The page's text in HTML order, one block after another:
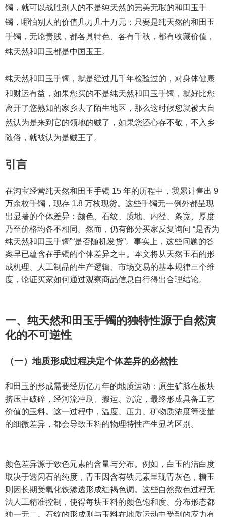
镯，就可以战胜别人的不是纯天然的完美无瑕的和田玉手
镯，哪怕别人的价值几万几十万元；只要是纯天然的和田玉
手镯，无论贵贱，都各具特色、各有千秋，都有收藏价值，
纯天然和田玉都是中国玉王。
纯天然和田玉手镯，就是经过几千年检验过的，对身体健康
和财运有益，如果您买的不是纯天然和田玉手镯，就好比您
离开了您熟知的家乡去了陌生地区，那么这时候您就被大自
然认为是来到它的领地的贼了，如果您还心存不敬，不入乡
随俗，就被认为是贼王了。
引言
在淘宝经营纯天然和田玉手镯 15 年的历程中，我累计售出 9
万余枚手镯，现存 1.8 万枚现货。这些手镯无一例外都呈现
出显著的个体差异：颜色、石纹、质地、内径、条宽、厚度
乃至价格均各不相同。然而，仍有部分买家反复询问 “是否为
纯天然和田玉手镯”“是否随机发货”。事实上，这些问题的答
案早已蕴含在手镯的个体差异之中。本文将从天然玉石的形
成机理、人工制品的生产逻辑、市场交易的基本规律三个维
度，论证买家如何通过观察商品信息自行得出合理结论。
一、纯天然和田玉手镯的独特性源于自然演
化的不可逆性
（一）地质形成过程决定个体差异的必然性
和田玉的形成需要经历亿万年的地质运动：原生矿脉在板块
挤压中破碎，经河流冲刷、搬运、沉淀，最终形成具备工艺
价值的玉料。这一过程中，温度、压力、矿物质浓度等变量
的细微差异，都会导致玉料的物理特性产生显著区别。
颜色差异源于致色元素的含量与分布。例如，白玉的洁白度
取决于透闪石的纯度，青玉因含有铁元素呈现青灰色，糖玉
则因长期受氧化铁渗透形成红褐色调。这些自然致色过程无
法人工精准控制，使得每块玉料的颜色饱和度、分布形态都
独一无二。石纹的形成则与玉料在地质运动中受到的应力有